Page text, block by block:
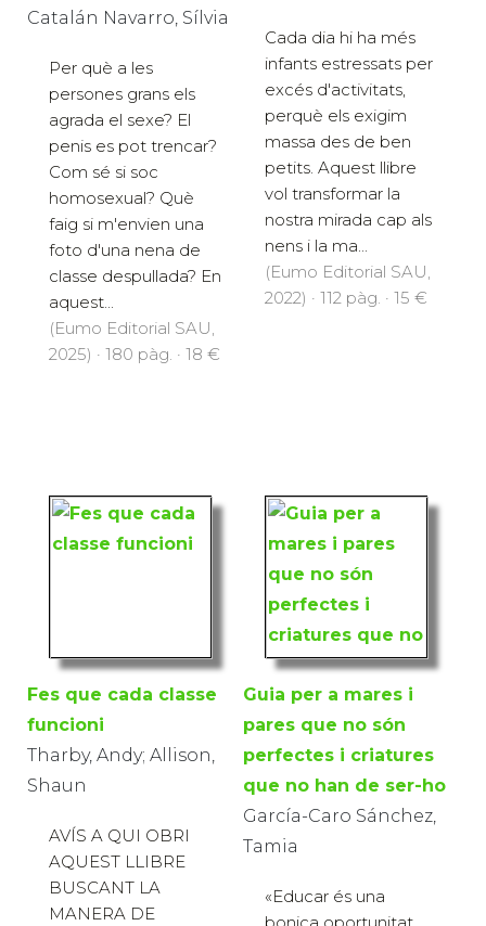
Catalán Navarro, Sílvia
Per què a les
persones grans els
agrada el sexe? El
penis es pot trencar?
Com sé si soc
homosexual? Què
faig si m'envien una
foto d'una nena de
classe despullada? En
aquest...
(Eumo Editorial SAU,
2025) · 180 pàg. · 18 €
Cada dia hi ha més
infants estressats per
excés d'activitats,
perquè els exigim
massa des de ben
petits. Aquest llibre
vol transformar la
nostra mirada cap als
nens i la ma...
(Eumo Editorial SAU,
2022) · 112 pàg. · 15 €
Fes que cada classe
funcioni
Tharby, Andy; Allison,
Shaun
AVÍS A QUI OBRI
AQUEST LLIBRE
BUSCANT LA
MANERA DE
Guia per a mares i
pares que no són
perfectes i criatures
que no han de ser-ho
García-Caro Sánchez,
Tamia
«Educar és una